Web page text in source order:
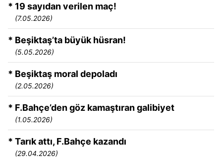
* 19 sayıdan verilen maç!
(7.05.2026)
* Beşiktaş’ta büyük hüsran!
(5.05.2026)
* Beşiktaş moral depoladı
(2.05.2026)
* F.Bahçe’den göz kamaştıran galibiyet
(1.05.2026)
* Tarık attı, F.Bahçe kazandı
(29.04.2026)